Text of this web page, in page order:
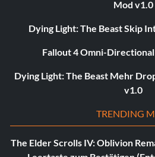
Mod v1.0
Dying Light: The Beast Skip
Fallout 4 Omni-
Dying Light: The Beast Mehr
v1.0
TRENDING
The Elder Scrolls IV: Oblivion